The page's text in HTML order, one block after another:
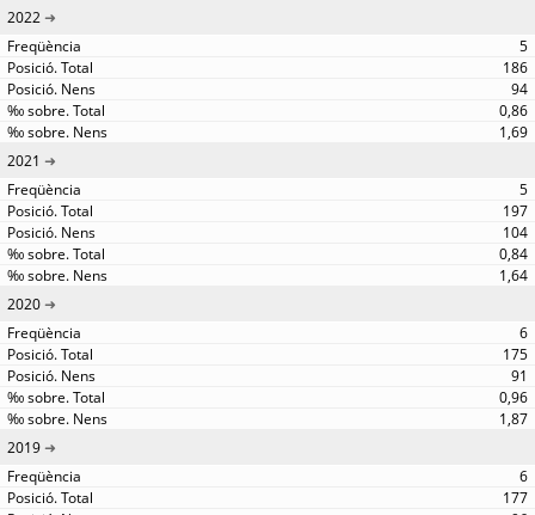
2022
5
186
94
0,86
1,69
2021
5
197
104
0,84
1,64
2020
6
175
91
0,96
1,87
2019
6
177